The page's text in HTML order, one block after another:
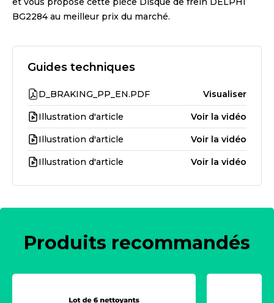
BG2284 au meilleur prix du marché.
Guides techniques
D_BRAKING_PP_EN.PDF Visualiser
Illustration d'article Voir la vidéo
Illustration d'article Voir la vidéo
Illustration d'article Voir la vidéo
Produits recommandés